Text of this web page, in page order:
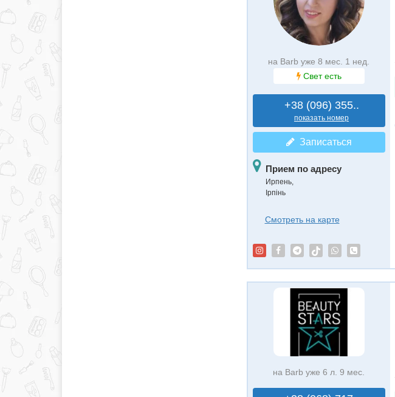
на Barb уже 8 мес. 1 нед.
Свет есть
+38 (096) 355..
показать номер
Записаться
Прием по адресу
Ирпень,
Ірпінь
Смотреть на карте
на Barb уже 6 л. 9 мес.